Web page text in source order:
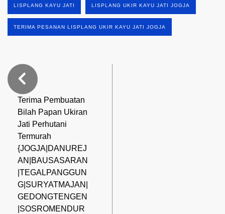
LISPLANG KAYU JATI LISPLANG UKIR KAYU JATI JOGJA
TERIMA PESANAN LISPLANG UKIR KAYU JATI JOGJA
Terima Pembuatan
Bilah Papan Ukiran
Jati Perhutani
Termurah
{JOGJA|DANUREJ
AN|BAUSASARAN
|TEGALPANGGUN
G|SURYATMAJAN|
GEDONGTENGEN
|SOSROMENDUR